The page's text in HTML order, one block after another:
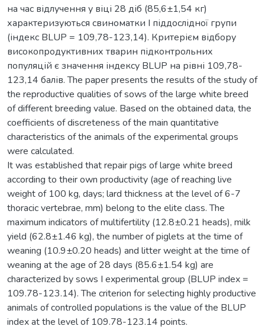
на час відлучення у віці 28 діб (85,6±1,54 кг)
характеризуються свиноматки І піддослідної групи
(індекс BLUP = 109,78-123,14). Критерієм відбору
високопродуктивних тварин підконтрольних
популяцій є значення індексу BLUP на рівні 109,78-
123,14 балів. The paper presents the results of the study of
the reproductive qualities of sows of the large white breed
of different breeding value. Based on the obtained data, the
coefficients of discreteness of the main quantitative
characteristics of the animals of the experimental groups
were calculated.
It was established that repair pigs of large white breed
according to their own productivity (age of reaching live
weight of 100 kg, days; lard thickness at the level of 6-7
thoracic vertebrae, mm) belong to the elite class. The
maximum indicators of multifertility (12.8±0.21 heads), milk
yield (62.8±1.46 kg), the number of piglets at the time of
weaning (10.9±0.20 heads) and litter weight at the time of
weaning at the age of 28 days (85.6±1.54 kg) are
characterized by sows I experimental group (BLUP index =
109.78-123.14). The criterion for selecting highly productive
animals of controlled populations is the value of the BLUP
index at the level of 109.78-123.14 points.